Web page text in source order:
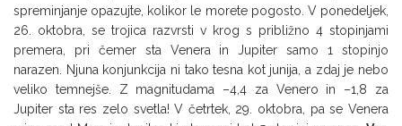
spreminjanje opazujte, kolikor le morete pogosto. V ponedeljek,
26. oktobra, se trojica razvrsti v krog s približno 4 stopinjami
premera, pri čemer sta Venera in Jupiter samo 1 stopinjo
narazen. Njuna konjunkcija ni tako tesna kot junija, a zdaj je nebo
veliko temnejše. Z magnitudama –4,4 za Venero in –1,8 za
Jupiter sta res zelo svetla! V četrtek, 29. oktobra, pa se Venera